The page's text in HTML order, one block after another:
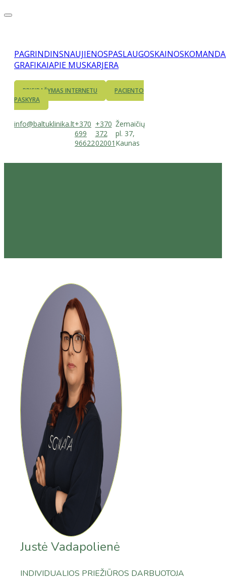
PAGRINDINSNAUJIENOSPASLAUGOSKAINOSKOMANDA
GRAFIKAIAPIE MUSKARJERA
PRISIRAŠYMAS INTERNETU
PACIENTO
PASKYRA
info@baltuklinika.lt+370
699
96622
+370
372
02001
Žemaičių
pl. 37,
Kaunas
Justė Vadapolienė
INDIVIDUALIOS PRIEŽIŪROS DARBUOTOJA